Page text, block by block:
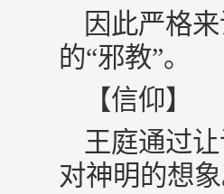
因此严格
的“邪教”。
【信仰】
王庭通过
对神明的想